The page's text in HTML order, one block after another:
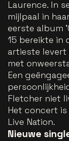
Laurence. In
mijlpaal in
eerste album
15 bereikte in
artieste
met
Een
Fletcher niet
Het concert
Live Nation.
Nieuwe